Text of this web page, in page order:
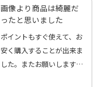
画像より商品は綺麗だ
ったと思いました
ポイントもすぐ使えて、お
安く購入することが出来ま
した。またお願いします、